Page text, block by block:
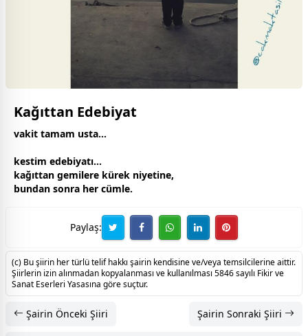
Kağıttan Edebiyat
vakit tamam usta...
kestim edebiyatı...
kağıttan gemilere kürek niyetine,
bundan sonra her cümle.
Paylaş:
(c) Bu şiirin her türlü telif hakkı şairin kendisine ve/veya temsilcilerine aittir.
Şiirlerin izin alınmadan kopyalanması ve kullanılması 5846 sayılı Fikir ve
Sanat Eserleri Yasasına göre suçtur.
Şairin Önceki Şiiri Şairin Sonraki Şiiri